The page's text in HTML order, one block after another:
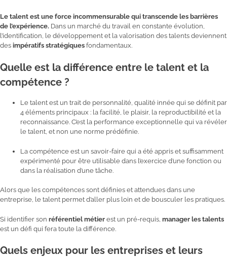
Le talent est une force incommensurable qui transcende les barrières
de l’expérience. Dans un marché du travail en constante évolution,
l’identification, le développement et la valorisation des talents deviennent
des impératifs stratégiques fondamentaux.
Quelle est la différence entre le talent et la
compétence ?
Le talent est un trait de personnalité, qualité innée qui se définit par
4 éléments principaux : la facilité, le plaisir, la reproductibilité et la
reconnaissance. C’est la performance exceptionnelle qui va révéler
le talent, et non une norme prédéfinie.
La compétence est un savoir-faire qui a été appris et suffisamment
expérimenté pour être utilisable dans l’exercice d’une fonction ou
dans la réalisation d’une tâche.
Alors que les compétences sont définies et attendues dans une
entreprise, le talent permet d’aller plus loin et de bousculer les pratiques.
Si identifier son référentiel métier est un pré-requis, manager les talents
est un défi qui fera toute la différence.
Quels enjeux pour les entreprises et leurs